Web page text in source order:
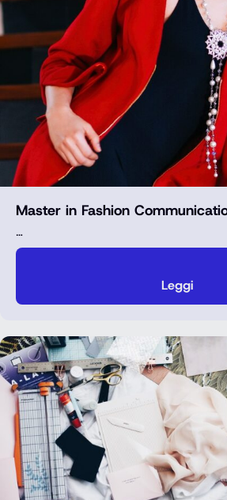
Master in Fashion
…
Leggi